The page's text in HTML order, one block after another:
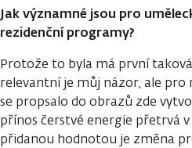
Jak významné jsou pro
rezidenční programy?
Protože to byla má první
relevantní je můj názor, ale pro
se propsalo do obrazů zde
přínos čerstvé energie přetrvá
přidanou hodnotou je změna